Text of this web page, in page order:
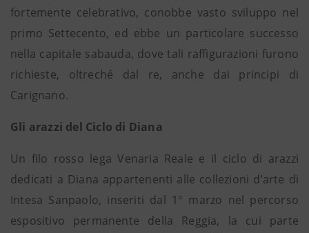
fortemente celebrativo, conobbe vasto sviluppo nel
primo Settecento, ed ebbe un particolare successo
nella capitale sabauda, dove tali raffigurazioni furono
richieste, oltreché dal re, anche dai principi di
Carignano.
Gli arazzi del Ciclo di Diana
Un filo rosso lega Venaria Reale e il ciclo di arazzi
dedicati a Diana appartenenti alle collezioni d’arte di
Intesa Sanpaolo, inseriti dal 1° marzo nel percorso
espositivo permanente della Reggia, la cui parte